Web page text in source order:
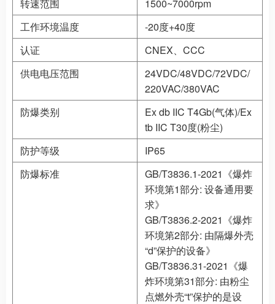
转速范围
1500~7000rpm
工作环境温度
-20度+40度
认证
CNEX、CCC
供电电压范围
24VDC/48VDC/72VDC/
220VAC/380VAC
防爆类别
Ex db IIC T4Gb(气体)/Ex
tb IIC T30度(粉尘)
防护等级
IP65
防爆标准
GB/T3836.1-2021《爆炸
环境第1部分: 设备通用要
求》
GB/T3836.2-2021《爆炸
环境第2部分: 由隔爆外壳
“d”保护的设备》
GB/T3836.31-2021《爆
炸环境第31部分: 由粉尘
点燃外壳“t”保护的是设